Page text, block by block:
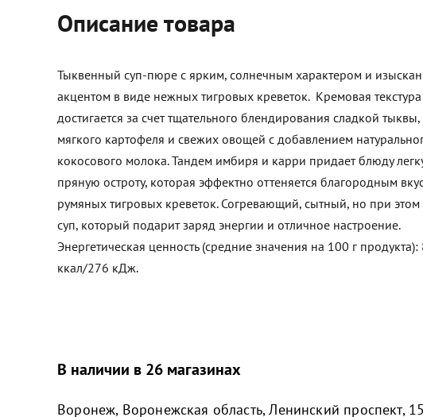
Описание товара
Тыквенный суп-пюре с ярким, солнечным характером и
акцентом в виде нежных тигровых креветок. Кремовая текстура
достигается за счет тщательного блендирования сладкой тыквы,
мягкого картофеля и свежих овощей с добавлением
кокосового молока. Тандем имбиря и карри придает блюду
пряную остроту, которая эффектно оттеняется благородным
румяных тигровых креветок. Согревающий, сытный, но при этом
суп, который подарит заряд энергии и отличное настроение.
Энергетическая ценность (средние значения на 100 г продукта):
ккал/276 кДж.
В наличии в 26 магазинах
Воронеж, Воронежская область, Ленинский проспект,